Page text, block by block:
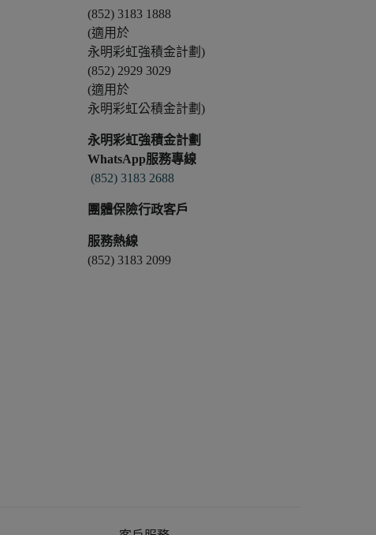
(852) 3183 1888
(適用於
永明彩虹強積金計劃)
(852) 2929 3029
(適用於
永明彩虹公積金計劃)
永明彩虹強積金計劃
WhatsApp服務專線
(852) 3183 2688
團體保險行政客戶
服務熱線
(852) 3183 2099